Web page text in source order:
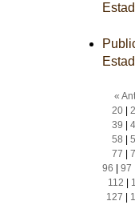
«
20|
39
58
77
96
97
112
127